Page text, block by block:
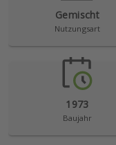
Gemischt
Nutzungsart
1973
Baujahr